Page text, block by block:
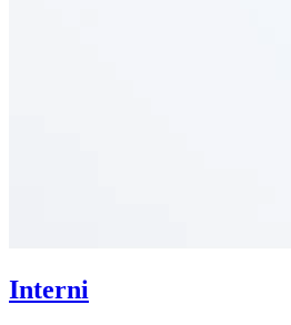
Interni